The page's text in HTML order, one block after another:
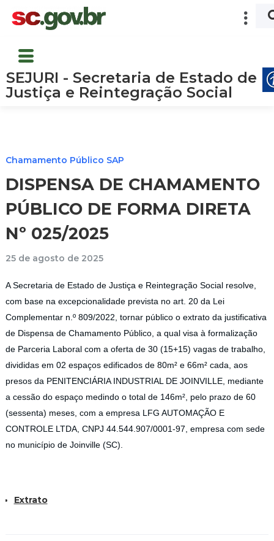
SEJURI - Secretaria de Estado de
Justiça e Reintegração Social
Chamamento Público SAP
DISPENSA DE CHAMAMENTO
PÚBLICO DE FORMA DIRETA
Nº 025/2025
25 de agosto de 2025
A Secretaria de Estado de Justiça e Reintegração Social resolve,
com base na excepcionalidade prevista no art. 20 da Lei
Complementar n.º 809/2022, tornar público o extrato da justificativa
de Dispensa de Chamamento Público, a qual visa à formalização
de Parceria Laboral com a oferta de 30 (15+15) vagas de trabalho,
divididas em 02 espaços edificados de 80m² e 66m² cada, aos
presos da PENITENCIÁRIA INDUSTRIAL DE JOINVILLE, mediante
a cessão do espaço medindo o total de 146m², pelo prazo de 60
(sessenta) meses, com a empresa LFG AUTOMAÇÃO E
CONTROLE LTDA, CNPJ 44.544.907/0001-97, empresa com sede
no município de Joinville (SC).
Extrato